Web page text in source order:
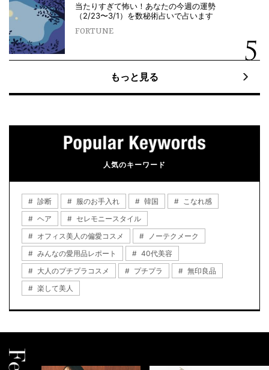
当たりすぎて怖い！あなたの今週の運勢
（2/23〜3/1）を数秘術占いで占います
FORTUNE
もっと見る
人気のキーワード
診断 服のお手入れ 韓国
こなれ感
ヘア
セレモニースタイル
オフィス美人の偏愛コスメ
ノーテクメーク
みんなの愛用品レポート
40代美容
大人のプチプラコスメ
プチプラ
無印良品
楽して美人